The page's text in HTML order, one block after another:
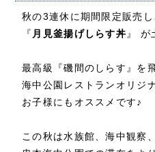
秋の3連休に期間限定販売
『 月見釜揚げしらす丼 』 が
最高級『磯間のしらす』を
海中公園レストランオリジ
お子様にもオススメです♪
この秋は水族館、海中観察